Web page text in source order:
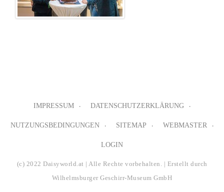
IMPRESSUM DATENSCHUTZERKLÄRUNG
NUTZUNGSBEDINGUNGEN SITEMAP WEBMASTER
LOGIN
(c) 2022 Daisyworld.at | Alle Rechte vorbehalten. | Erstellt durch
Wilhelmsburger Geschirr-Museum GmbH